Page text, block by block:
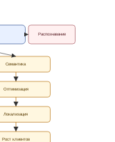
Распознавание
Семантика
Оптимизация
Локализация
Рост клиентов